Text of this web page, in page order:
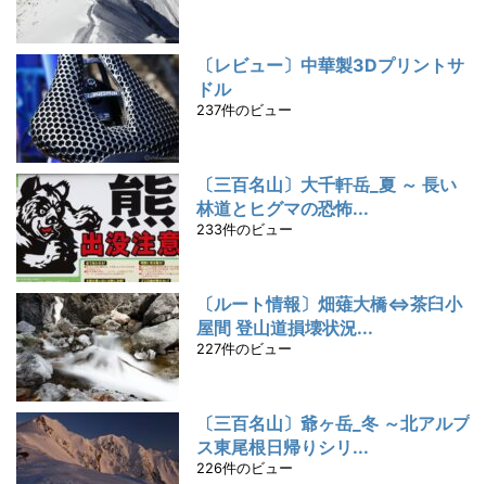
〔レビュー〕中華製3Dプリントサ
ドル
237件のビュー
〔三百名山〕大千軒岳_夏 ～ 長い
林道とヒグマの恐怖...
233件のビュー
〔ルート情報〕畑薙大橋⇔茶臼小
屋間 登山道損壊状況...
227件のビュー
〔三百名山〕爺ヶ岳_冬 ～北アルプ
ス東尾根日帰りシリ...
226件のビュー